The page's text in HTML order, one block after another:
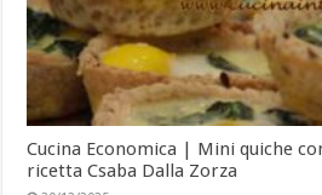
Cucina Economica | Mini quiche
ricetta Csaba Dalla Zorza